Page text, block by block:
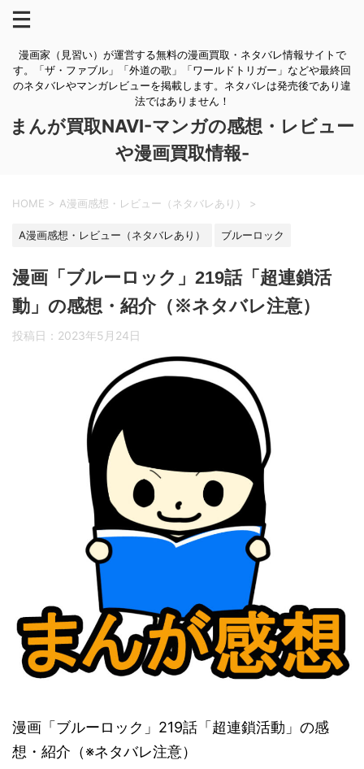
漫画家（見習い）が運営する無料の漫画買取・ネタバレ情報サイトで
す。「ザ・ファブル」「外道の歌」「ワールドトリガー」などや最終回
のネタバレやマンガレビューを掲載します。ネタバレは発売後であり違
法ではありません！
まんが買取NAVI-マンガの感想・レビュー
や漫画買取情報-
HOME > A漫画感想・レビュー（ネタバレあり） >
A漫画感想・レビュー（ネタバレあり） ブルーロック
漫画「ブルーロック」219話「超連鎖活
動」の感想・紹介（※ネタバレ注意）
投稿日： 2023年5月24日
漫画「ブルーロック」219話「超連鎖活動」の感
想・紹介（※ネタバレ注意）